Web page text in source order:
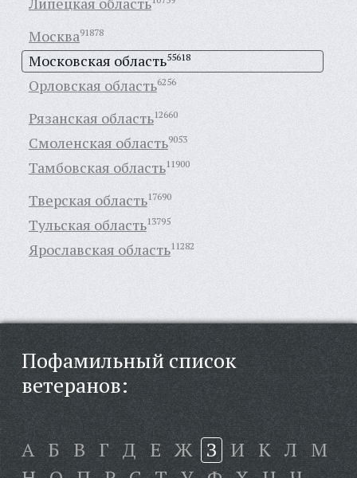
Москва91878
Московская область55618
Орловская область6256
Рязанская область12660
Смоленская область9053
Тамбовская область11900
Тверская область17690
Тульская область13795
Ярославская область11282
Пофамильный список
ветеранов:
А Б В Г Д Е Ж З И К Л М